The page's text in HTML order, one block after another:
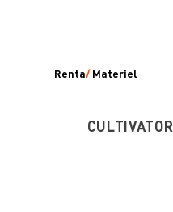
Renta/ Materiel
CULTIVATOR